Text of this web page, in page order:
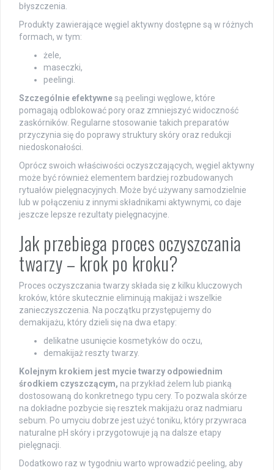
błyszczenia.
Produkty zawierające węgiel aktywny dostępne są w różnych
formach, w tym:
żele,
maseczki,
peelingi.
Szczególnie efektywnesą peelingi węglowe, które
pomagają odblokować pory oraz zmniejszyć widoczność
zaskórników. Regularne stosowanie takich preparatów
przyczynia się do poprawy struktury skóry oraz redukcji
niedoskonałości.
Oprócz swoich właściwości oczyszczających, węgiel aktywny
może być również elementem bardziej rozbudowanych
rytuałów pielęgnacyjnych. Może być używany samodzielnie
lub w połączeniu z innymi składnikami aktywnymi, co daje
jeszcze lepsze rezultaty pielęgnacyjne.
Jak przebiega proces oczyszczania
twarzy – krok po kroku?
Proces oczyszczania twarzy składa się z kilku kluczowych
kroków, które skutecznie eliminują makijaż i wszelkie
zanieczyszczenia. Na początku przystępujemy do
demakijażu, który dzieli się na dwa etapy:
delikatne usunięcie kosmetyków do oczu,
demakijaż reszty twarzy.
Kolejnym krokiem jest mycie twarzy odpowiednim
środkiem czyszczącym, na przykład żelem lub pianką
dostosowaną do konkretnego typu cery. To pozwala skórze
na dokładne pozbycie się resztek makijażu oraz nadmiaru
sebum. Po umyciu dobrze jest użyć toniku, który przywraca
naturalne pH skóry i przygotowuje ją na dalsze etapy
pielęgnacji.
Dodatkowo raz w tygodniu warto wprowadzić peeling, aby